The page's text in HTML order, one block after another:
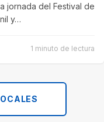
jornada del Festival de
y…
1 minuto de lectura